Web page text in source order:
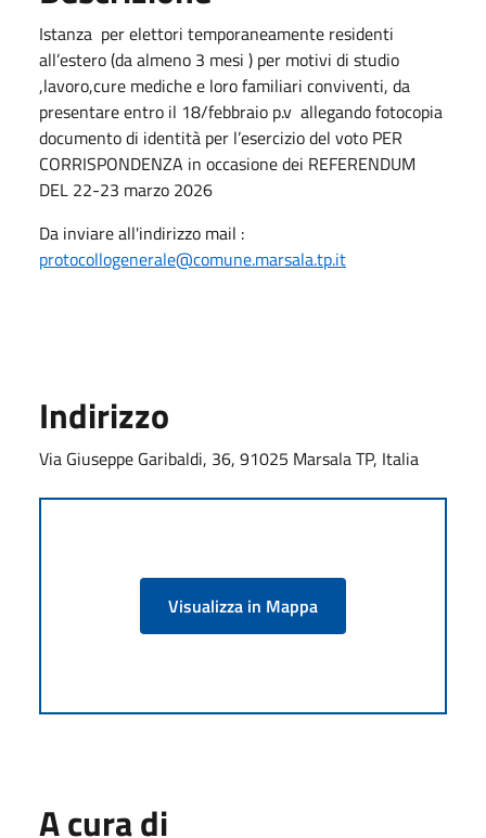
Istanza per elettori temporaneamente residenti
all’estero (da almeno 3 mesi ) per motivi di studio
,lavoro,cure mediche e loro familiari conviventi, da
presentare entro il 18/febbraio p.v allegando fotocopia
documento di identità per l’esercizio del voto PER
CORRISPONDENZA in occasione dei REFERENDUM
DEL 22-23 marzo 2026
Da inviare all'indirizzo mail :
protocollogenerale@comune.marsala.tp.it
Indirizzo
Via Giuseppe Garibaldi, 36, 91025 Marsala TP, Italia
Visualizza in Mappa
A cura di